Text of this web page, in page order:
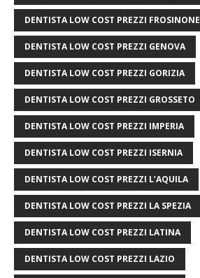
DENTISTA LOW COST PREZZI FROSINONE
DENTISTA LOW COST PREZZI GENOVA
DENTISTA LOW COST PREZZI GORIZIA
DENTISTA LOW COST PREZZI GROSSETO
DENTISTA LOW COST PREZZI IMPERIA
DENTISTA LOW COST PREZZI ISERNIA
DENTISTA LOW COST PREZZI L’AQUILA
DENTISTA LOW COST PREZZI LA SPEZIA
DENTISTA LOW COST PREZZI LATINA
DENTISTA LOW COST PREZZI LAZIO